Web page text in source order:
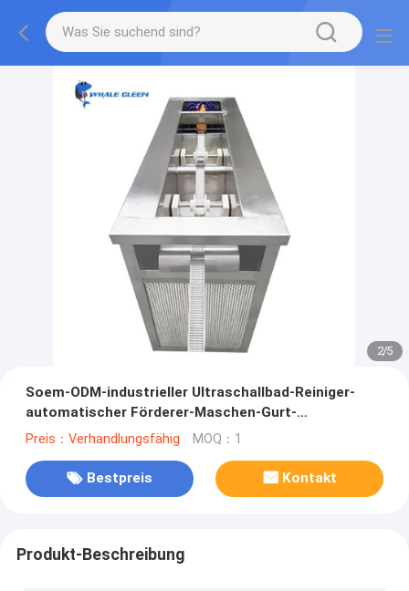
2/5
Soem-ODM-industrieller Ultraschallbad-Reiniger-
automatischer Förderer-Maschen-Gurt-
durchgehender Typ
Preis：Verhandlungsfähig MOQ：1
Bestpreis Kontakt
Produkt-Beschreibung